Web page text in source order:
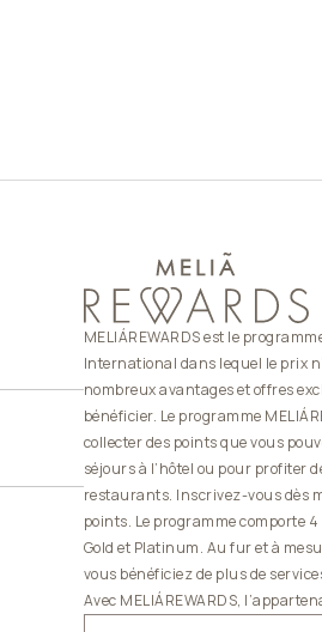
MELIÁREWARDS est le
International dans lequel le prix
nombreux avantages et offres
bénéficier. Le programme
collecter des points que vous
séjours à l’hôtel ou pour profiter
restaurants. Inscrivez-vous dès
points. Le programme comporte
Gold et Platinum. Au fur et à
vous bénéficiez de plus de
Avec MELIÁREWARDS,